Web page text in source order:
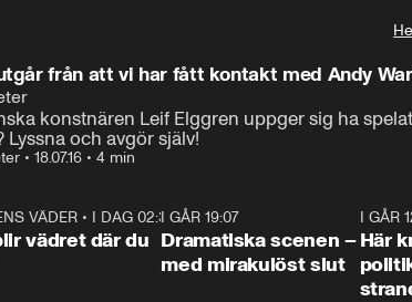
från att vi har fått kontakt med Andy
konstnären Leif Elggren uppger sig ha
Lyssna och avgör själv!
• 18.07.16 • 4 min
1:06
VÄDER • I DAG 02:30
vädret där du
I GÅR 19:07
Dramatiska scenen –
med mirakulöst slut
I GÅR
Här